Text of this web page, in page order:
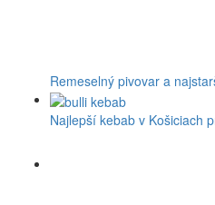
Remeselný pivovar a
Najlepší kebab v Košiciach